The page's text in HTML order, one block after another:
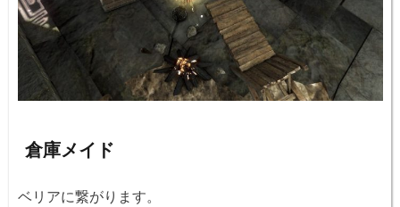
倉庫メイド
ベリアに繋がります。